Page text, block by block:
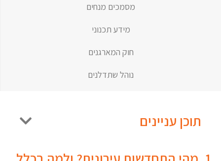
מסמכים מנחים
מידע תכנוני
חוק המארגנים
נוהל שתדלנים
תוכן עניינים